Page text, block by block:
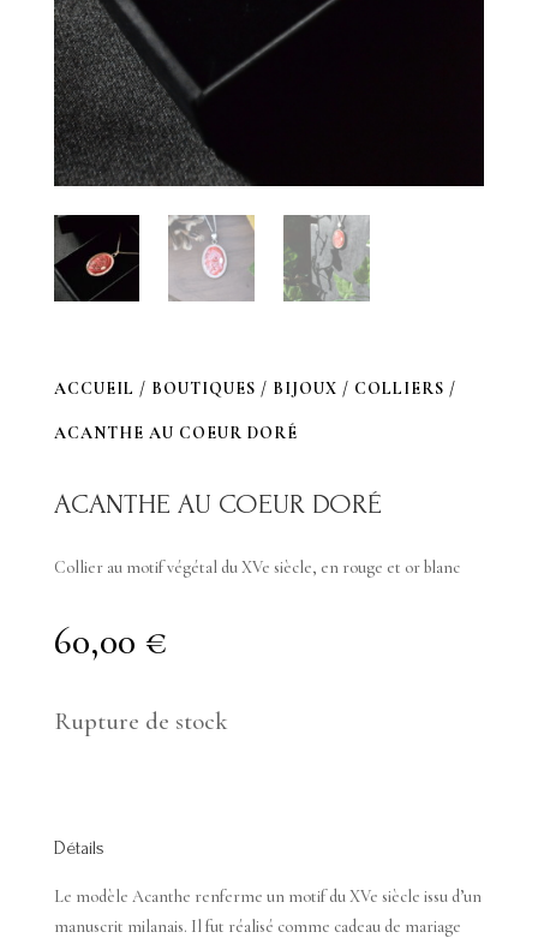
ACCUEIL / BOUTIQUES / BIJOUX / COLLIERS /
ACANTHE AU COEUR DORÉ
ACANTHE AU COEUR DORÉ
Collier au motif végétal du XVe siècle, en rouge et or blanc
60,00 €
Rupture de stock
Détails
Le modèle Acanthe renferme un motif du XVe siècle issu d’un
manuscrit milanais. Il fut réalisé comme cadeau de mariage